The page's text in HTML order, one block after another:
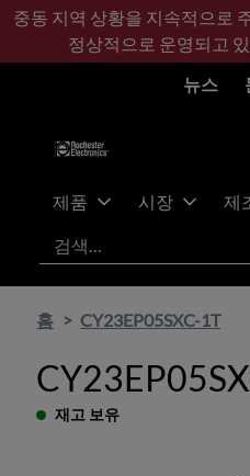
기
콘
바
글
중동 지역 상황을 지속적으로
정상적으로 운영되고
뉴스
제품 시장 제
검색
홈 CY23EP05SXC-1T
재고 보유